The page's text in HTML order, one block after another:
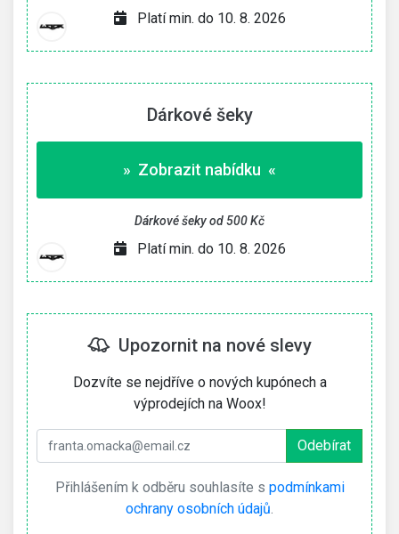
Platí min. do 10. 8. 2026
Dárkové šeky
» Zobrazit nabídku «
Dárkové šeky od 500 Kč
Platí min. do 10. 8. 2026
Upozornit na nové slevy
Dozvíte se nejdříve o nových kupónech a
výprodejích na Woox!
Přihlášením k odběru souhlasíte s podmínkami
ochrany osobních údajů.